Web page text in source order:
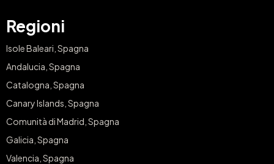
Regioni
Isole Baleari, Spagna
Andalucia, Spagna
Catalogna, Spagna
Canary Islands, Spagna
Comunità di Madrid, Spagna
Galicia, Spagna
Valencia, Spagna